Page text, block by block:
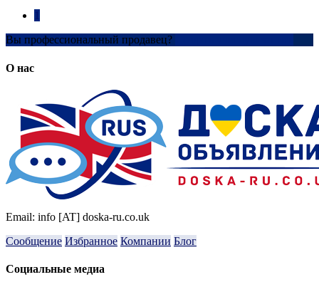
Вы профессиональный продавец?
О нас
Email: info [AT] doska-ru.co.uk
Сообщение Избранное Компании Блог
Социальные медиа